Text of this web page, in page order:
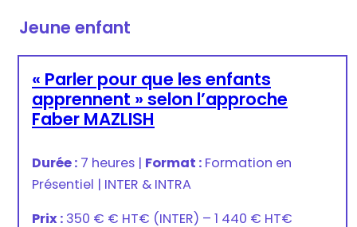
Jeune enfant
« Parler pour que les enfants
apprennent » selon l’approche
Faber MAZLISH
Durée : 7 heures | Format : Formation en
Présentiel | INTER & INTRA
Prix : 350 € € HT€ (INTER) – 1 440 € HT€